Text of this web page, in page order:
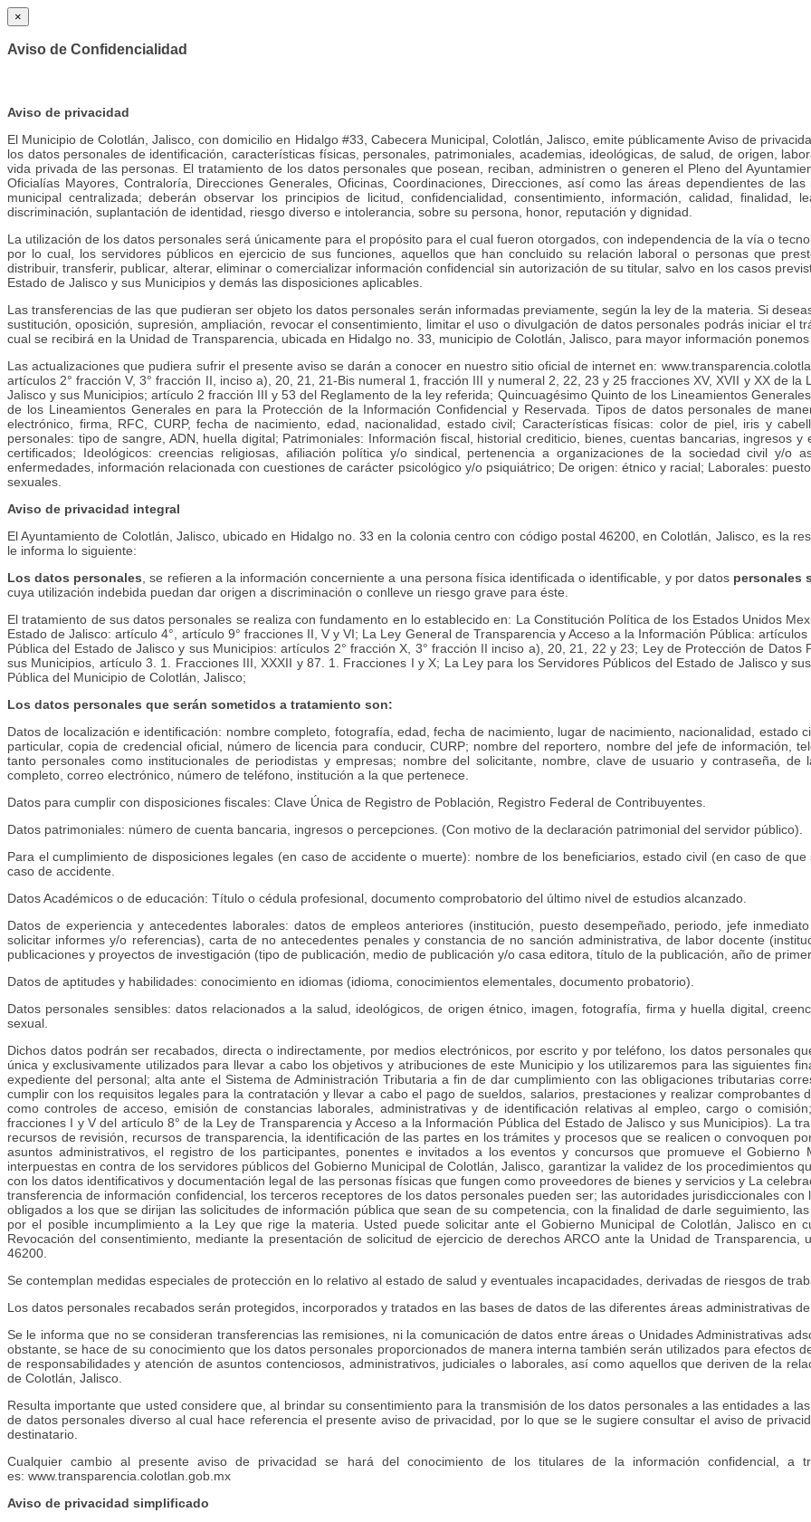
×
Aviso de Confidencialidad
Aviso de privacidad
El Municipio de Colotlán, Jalisco, con domicilio en Hidalgo #33, Cabecera Municipal, Colotlán, Jalisco, emite públicamente Aviso de
los datos personales de identificación, características físicas, personales, patrimoniales, academias, ideológicas, de salud, de origen,
vida privada de las personas. El tratamiento de los datos personales que posean, reciban, administren o generen el Pleno del
Oficialías Mayores, Contraloría, Direcciones Generales, Oficinas, Coordinaciones, Direcciones, así como las áreas dependientes de
municipal centralizada; deberán observar los principios de licitud, confidencialidad, consentimiento, información, calidad, finalidad,
discriminación, suplantación de identidad, riesgo diverso e intolerancia, sobre su persona, honor, reputación y dignidad.
La utilización de los datos personales será únicamente para el propósito para el cual fueron otorgados, con independencia de la vía o
por lo cual, los servidores públicos en ejercicio de sus funciones, aquellos que han concluido su relación laboral o personas que
distribuir, transferir, publicar, alterar, eliminar o comercializar información confidencial sin autorización de su titular, salvo en los casos
Estado de Jalisco y sus Municipios y demás las disposiciones aplicables.
Las transferencias de las que pudieran ser objeto los datos personales serán informadas previamente, según la ley de la materia. Si
sustitución, oposición, supresión, ampliación, revocar el consentimiento, limitar el uso o divulgación de datos personales podrás iniciar el
cual se recibirá en la Unidad de Transparencia, ubicada en Hidalgo no. 33, municipio de Colotlán, Jalisco, para mayor información
Las actualizaciones que pudiera sufrir el presente aviso se darán a conocer en nuestro sitio oficial de internet en:
artículos 2° fracción V, 3° fracción II, inciso a), 20, 21, 21-Bis numeral 1, fracción III y numeral 2, 22, 23 y 25 fracciones XV, XVII y XX de
Jalisco y sus Municipios; artículo 2 fracción III y 53 del Reglamento de la ley referida; Quincuagésimo Quinto de los Lineamientos
de los Lineamientos Generales en para la Protección de la Información Confidencial y Reservada. Tipos de datos personales de
electrónico, firma, RFC, CURP, fecha de nacimiento, edad, nacionalidad, estado civil; Características físicas: color de piel, iris y
personales: tipo de sangre, ADN, huella digital; Patrimoniales: Información fiscal, historial crediticio, bienes, cuentas bancarias, ingresos
certificados; Ideológicos: creencias religiosas, afiliación política y/o sindical, pertenencia a organizaciones de la sociedad civil y/o
enfermedades, información relacionada con cuestiones de carácter psicológico y/o psiquiátrico; De origen: étnico y racial; Laborales:
sexuales.
Aviso de privacidad integral
El Ayuntamiento de Colotlán, Jalisco, ubicado en Hidalgo no. 33 en la colonia centro con código postal 46200, en Colotlán, Jalisco, es la
le informa lo siguiente:
Los datos personales , se refieren a la información concerniente a una persona física identificada o identificable, y por datos personales
cuya utilización indebida puedan dar origen a discriminación o conlleve un riesgo grave para éste.
El tratamiento de sus datos personales se realiza con fundamento en lo establecido en: La Constitución Política de los Estados Unidos
Estado de Jalisco: artículo 4°, artículo 9° fracciones II, V y VI; La Ley General de Transparencia y Acceso a la Información Pública:
Pública del Estado de Jalisco y sus Municipios: artículos 2° fracción X, 3° fracción II inciso a), 20, 21, 22 y 23; Ley de Protección de
sus Municipios, artículo 3. 1. Fracciones III, XXXII y 87. 1. Fracciones I y X; La Ley para los Servidores Públicos del Estado de Jalisco y
Pública del Municipio de Colotlán, Jalisco;
Los datos personales que serán sometidos a tratamiento son:
Datos de localización e identificación: nombre completo, fotografía, edad, fecha de nacimiento, lugar de nacimiento, nacionalidad, estado
particular, copia de credencial oficial, número de licencia para conducir, CURP; nombre del reportero, nombre del jefe de información,
tanto personales como institucionales de periodistas y empresas; nombre del solicitante, nombre, clave de usuario y contraseña,
completo, correo electrónico, número de teléfono, institución a la que pertenece.
Datos para cumplir con disposiciones fiscales: Clave Única de Registro de Población, Registro Federal de Contribuyentes.
Datos patrimoniales: número de cuenta bancaria, ingresos o percepciones. (Con motivo de la declaración patrimonial del servidor público).
Para el cumplimiento de disposiciones legales (en caso de accidente o muerte): nombre de los beneficiarios, estado civil (en caso de
caso de accidente.
Datos Académicos o de educación: Título o cédula profesional, documento comprobatorio del último nivel de estudios alcanzado.
Datos de experiencia y antecedentes laborales: datos de empleos anteriores (institución, puesto desempeñado, periodo, jefe
solicitar informes y/o referencias), carta de no antecedentes penales y constancia de no sanción administrativa, de labor docente
publicaciones y proyectos de investigación (tipo de publicación, medio de publicación y/o casa editora, título de la publicación, año de
Datos de aptitudes y habilidades: conocimiento en idiomas (idioma, conocimientos elementales, documento probatorio).
Datos personales sensibles: datos relacionados a la salud, ideológicos, de origen étnico, imagen, fotografía, firma y huella digital,
sexual.
Dichos datos podrán ser recabados, directa o indirectamente, por medios electrónicos, por escrito y por teléfono, los datos personales
única y exclusivamente utilizados para llevar a cabo los objetivos y atribuciones de este Municipio y los utilizaremos para las siguientes
expediente del personal; alta ante el Sistema de Administración Tributaria a fin de dar cumplimiento con las obligaciones tributarias
cumplir con los requisitos legales para la contratación y llevar a cabo el pago de sueldos, salarios, prestaciones y realizar
como controles de acceso, emisión de constancias laborales, administrativas y de identificación relativas al empleo, cargo o
fracciones I y V del artículo 8° de la Ley de Transparencia y Acceso a la Información Pública del Estado de Jalisco y sus Municipios). La
recursos de revisión, recursos de transparencia, la identificación de las partes en los trámites y procesos que se realicen o convoquen
asuntos administrativos, el registro de los participantes, ponentes e invitados a los eventos y concursos que promueve el
interpuestas en contra de los servidores públicos del Gobierno Municipal de Colotlán, Jalisco, garantizar la validez de los procedimientos
con los datos identificativos y documentación legal de las personas físicas que fungen como proveedores de bienes y servicios y La
transferencia de información confidencial, los terceros receptores de los datos personales pueden ser; las autoridades jurisdiccionales
obligados a los que se dirijan las solicitudes de información pública que sean de su competencia, con la finalidad de darle seguimiento,
por el posible incumplimiento a la Ley que rige la materia. Usted puede solicitar ante el Gobierno Municipal de Colotlán, Jalisco en
Revocación del consentimiento, mediante la presentación de solicitud de ejercicio de derechos ARCO ante la Unidad de
46200.
Se contemplan medidas especiales de protección en lo relativo al estado de salud y eventuales incapacidades, derivadas de riesgos de
Los datos personales recabados serán protegidos, incorporados y tratados en las bases de datos de las diferentes áreas administrativas de
Se le informa que no se consideran transferencias las remisiones, ni la comunicación de datos entre áreas o Unidades Administrativas
obstante, se hace de su conocimiento que los datos personales proporcionados de manera interna también serán utilizados para efectos
de responsabilidades y atención de asuntos contenciosos, administrativos, judiciales o laborales, así como aquellos que deriven de la
de Colotlán, Jalisco.
Resulta importante que usted considere que, al brindar su consentimiento para la transmisión de los datos personales a las entidades a
de datos personales diverso al cual hace referencia el presente aviso de privacidad, por lo que se le sugiere consultar el aviso de
destinatario.
Cualquier cambio al presente aviso de privacidad se hará del conocimiento de los titulares de la información confidencial,
es: www.transparencia.colotlan.gob.mx
Aviso de privacidad simplificado